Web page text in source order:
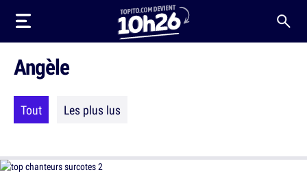
Angèle
Tout Les plus lus